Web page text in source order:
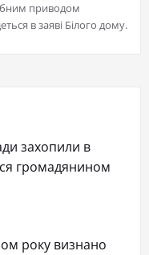
приводом
в заяві Білого дому.
захопили в
громадянином
року визнано